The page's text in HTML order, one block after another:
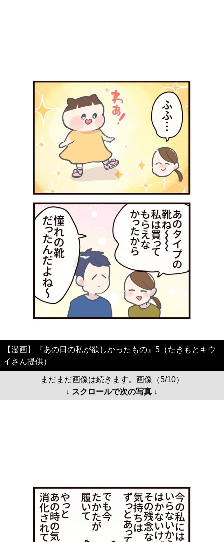
【漫画】『あの日の私が欲しかったもの』5（たきもとキウ
イさん提供）
まだまだ画像は続きます。画像（5/10）
↓ スクロールで次の写真 ↓